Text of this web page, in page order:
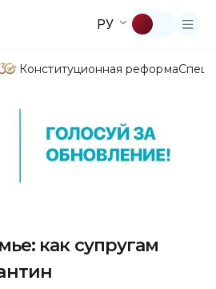
РУ
Конституционная реформа
как супругам